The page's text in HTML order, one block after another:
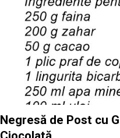
Negresă de Post cu